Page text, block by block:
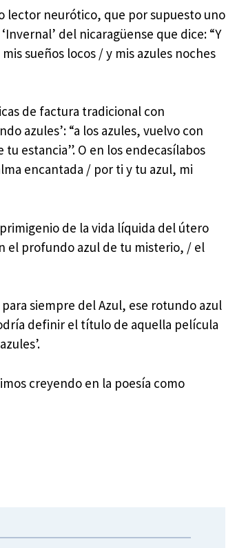
lector neurótico, que por supuesto uno
del nicaragüense que dice: “Y
sueños locos / y mis azules noches
de factura tradicional con
azules’: “a los azules, vuelvo con
estancia”. O en los endecasílabos
encantada / por ti y tu azul, mi
de la vida líquida del útero
el profundo azul de tu misterio, / el
siempre del Azul, ese rotundo azul
definir el título de aquella película
creyendo en la poesía como